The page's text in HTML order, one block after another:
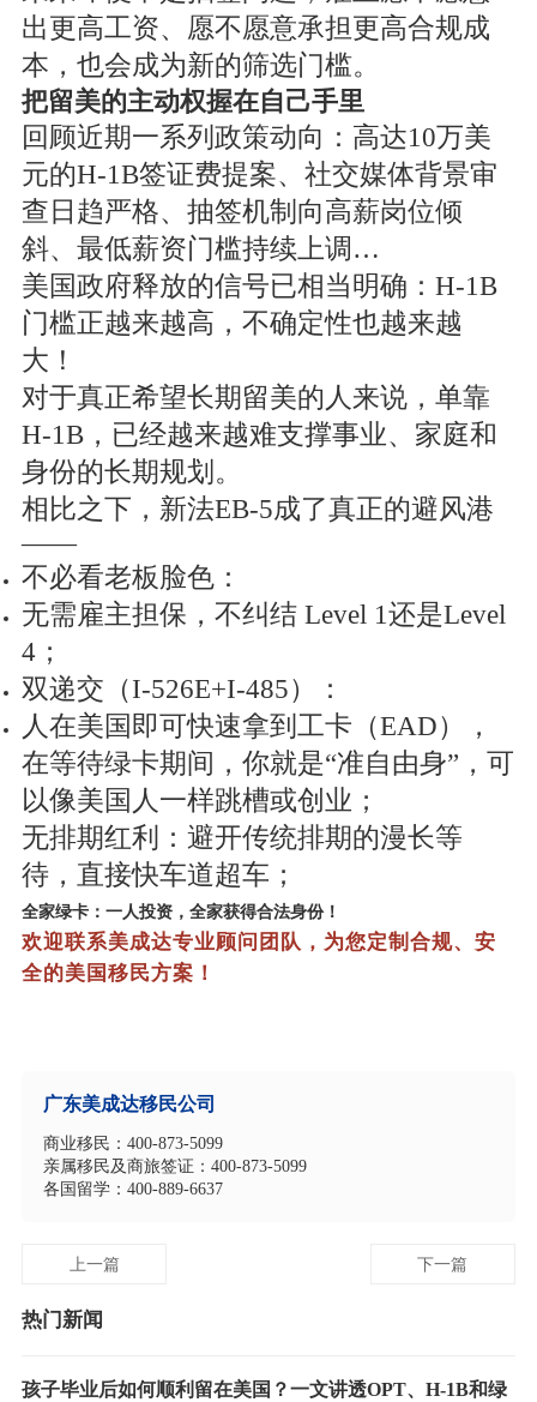
出更高工资、愿不愿意承担更高合规成
本，也会成为新的筛选门槛。
把留美的主动权握在自己手里
回顾近期一系列政策动向：高达10万美
元的H-1B签证费提案、社交媒体背景审
查日趋严格、抽签机制向高薪岗位倾
斜、最低薪资门槛持续上调…
美国政府释放的信号已相当明确：H-1B
门槛正越来越高，不确定性也越来越
大！
对于真正希望长期留美的人来说，单靠
H-1B，已经越来越难支撑事业、家庭和
身份的长期规划。
相比之下，新法EB-5成了真正的避风港
——
不必看老板脸色：
无需雇主担保，不纠结 Level 1还是Level
4；
双递交（I-526E+I-485）：
人在美国即可快速拿到工卡（EAD），
在等待绿卡期间，你就是“准自由身”，可
以像美国人一样跳槽或创业；
无排期红利：避开传统排期的漫长等
待，直接快车道超车；
全家绿卡：一人投资，全家获得合法身份！
欢迎联系美成达专业顾问团队，为您定制合规、安
全的美国移民方案！
广东美成达移民公司
商业移民：400-873-5099
亲属移民及商旅签证：400-873-5099
各国留学：400-889-6637
上一篇 下一篇
热门新闻
孩子毕业后如何顺利留在美国？一文讲透OPT、H-1B和绿